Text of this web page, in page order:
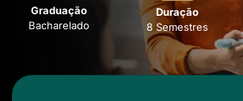
Graduação
Bacharelado
Duração
8 Semestres